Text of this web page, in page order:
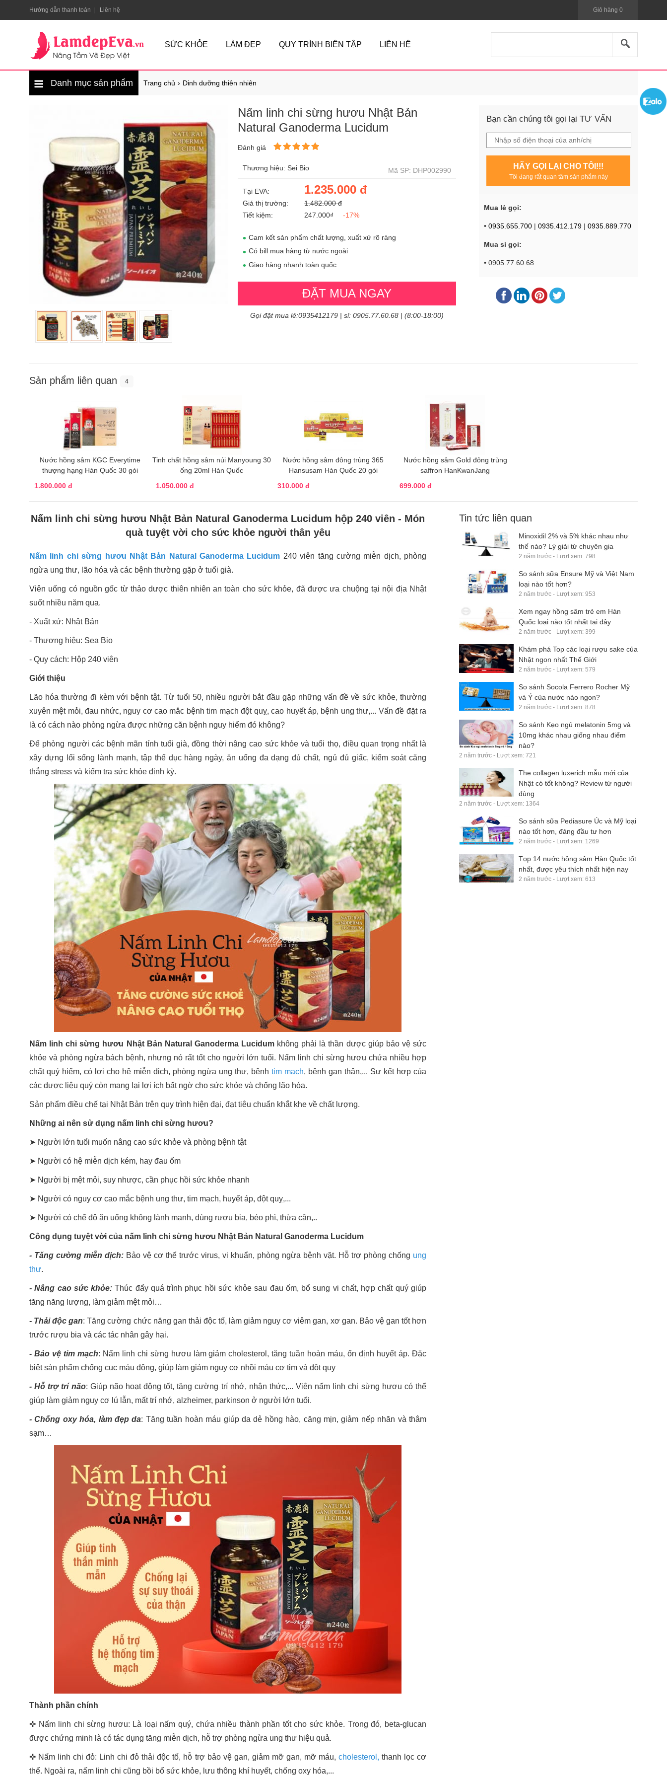
Hướng dẫn thanh toán Liên hệ Giỏ hàng 0
SỨC KHỎE LÀM ĐẸP QUY TRÌNH BIÊN TẬP LIÊN HỆ
Danh mục sản phẩm Trang chủ Dinh dưỡng thiên nhiên
Nấm linh chi sừng hươu Nhật Bản
Natural Ganoderma Lucidum
Đánh giá
Thương hiệu: Sei Bio Mã SP: DHP002990
Tại EVA: 1.235.000 đ
Giá thị trường:
1.482.000 đ
Tiết kiệm:
247.000₫ -17%
Cam kết sản phẩm chất lượng, xuất xứ rõ ràng
Có bill mua hàng từ nước ngoài
Giao hàng nhanh toàn quốc
ĐẶT MUA NGAY
Gọi đặt mua lẻ:0935412179 | sỉ: 0905.77.60.68 | (8:00-18:00)
Bạn cần chúng tôi gọi lại TƯ VẤN
HÃY GỌI LẠI CHO TÔI!!!
Tôi đang rất quan tâm sản phẩm này
Mua lẻ gọi:
• 0935.655.700 | 0935.412.179 | 0935.889.770
Mua sỉ gọi:
• 0905.77.60.68
Sản phẩm liên quan 4
Nước hồng sâm KGC Everytime
thượng hạng Hàn Quốc 30 gói
1.800.000 đ
Tinh chất hồng sâm núi Manyoung 30
ống 20ml Hàn Quốc
1.050.000 đ
Nước hồng sâm đông trùng 365
Hansusam Hàn Quốc 20 gói
310.000 đ
Nước hồng sâm Gold đông trùng
saffron HanKwanJang
699.000 đ
Nấm linh chi sừng hươu Nhật Bản Natural Ganoderma Lucidum hộp 240 viên - Món
quà tuyệt vời cho sức khỏe người thân yêu
Nấm linh chi sừng hươu Nhật Bản Natural Ganoderma Lucidum 240 viên tăng cường miễn dịch, phòng
ngừa ung thư, lão hóa và các bệnh thường gặp ở tuổi già.
Viên uống có nguồn gốc từ thảo dược thiên nhiên an toàn cho sức khỏe, đã được ưa chuộng tại nội địa Nhật
suốt nhiều năm qua.
- Xuất xứ: Nhật Bản
- Thương hiệu: Sea Bio
- Quy cách: Hộp 240 viên
Giới thiệu
Lão hóa thường đi kèm với bệnh tật. Từ tuổi 50, nhiều người bắt đầu gặp những vấn đề về sức khỏe, thường
xuyên mệt mỏi, đau nhức, nguy cơ cao mắc bệnh tim mạch đột quỵ, cao huyết áp, bệnh ung thư,... Vấn đề đặt ra
là có cách nào phòng ngừa được những căn bệnh nguy hiểm đó không?
Để phòng người các bệnh mãn tính tuổi già, đồng thời nâng cao sức khỏe và tuổi thọ, điều quan trọng nhất là
xây dựng lối sống lành mạnh, tập thể dục hàng ngày, ăn uống đa dạng đủ chất, ngủ đủ giấc, kiểm soát căng
thẳng stress và kiểm tra sức khỏe định kỳ.
Nấm linh chi sừng hươu Nhật Bản Natural Ganoderma Lucidum không phải là thần dược giúp bảo vệ sức
khỏe và phòng ngừa bách bệnh, nhưng nó rất tốt cho người lớn tuổi. Nấm linh chi sừng hươu chứa nhiều hợp
chất quý hiếm, có lợi cho hệ miễn dịch, phòng ngừa ung thư, bệnh tim mạch, bệnh gan thận,... Sự kết hợp của
các dược liệu quý còn mang lại lợi ích bất ngờ cho sức khỏe và chống lão hóa.
Sản phẩm điều chế tại Nhật Bản trên quy trình hiện đại, đạt tiêu chuẩn khắt khe về chất lượng.
Những ai nên sử dụng nấm linh chi sừng hươu?
➤ Người lớn tuổi muốn nâng cao sức khỏe và phòng bệnh tật
➤ Người có hệ miễn dịch kém, hay đau ốm
➤ Người bị mệt mỏi, suy nhược, cần phục hồi sức khỏe nhanh
➤ Người có nguy cơ cao mắc bệnh ung thư, tim mạch, huyết áp, đột quỵ,...
➤ Người có chế độ ăn uống không lành mạnh, dùng rượu bia, béo phì, thừa cân,..
Công dụng tuyệt vời của nấm linh chi sừng hươu Nhật Bản Natural Ganoderma Lucidum
- Tăng cường miễn dịch: Bảo vệ cơ thể trước virus, vi khuẩn, phòng ngừa bệnh vặt. Hỗ trợ phòng chống ung
thư.
- Nâng cao sức khỏe: Thúc đẩy quá trình phục hồi sức khỏe sau đau ốm, bổ sung vi chất, hợp chất quý giúp
tăng năng lượng, làm giảm mệt mỏi…
- Thải độc gan: Tăng cường chức năng gan thải độc tố, làm giảm nguy cơ viêm gan, xơ gan. Bảo vệ gan tốt hơn
trước rượu bia và các tác nhân gây hại.
- Bảo vệ tim mạch: Nấm linh chi sừng hươu làm giảm cholesterol, tăng tuần hoàn máu, ổn định huyết áp. Đặc
biệt sản phẩm chống cục máu đông, giúp làm giảm nguy cơ nhồi máu cơ tim và đột quỵ
- Hỗ trợ trí não: Giúp não hoạt động tốt, tăng cường trí nhớ, nhận thức,... Viên nấm linh chi sừng hươu có thể
giúp làm giảm nguy cơ lú lẫn, mất trí nhớ, alzheimer, parkinson ở người lớn tuổi.
- Chống oxy hóa, làm đẹp da: Tăng tuần hoàn máu giúp da dẻ hồng hào, căng mịn, giảm nếp nhăn và thâm
sạm…
Thành phần chính
✜ Nấm linh chi sừng hươu: Là loại nấm quý, chứa nhiều thành phần tốt cho sức khỏe. Trong đó, beta-glucan
được chứng minh là có tác dụng tăng miễn dịch, hỗ trợ phòng ngừa ung thư hiệu quả.
✜ Nấm linh chi đỏ: Linh chi đỏ thải độc tố, hỗ trợ bảo vệ gan, giảm mỡ gan, mỡ máu, cholesterol, thanh lọc cơ
thể. Ngoài ra, nấm linh chi cũng bồi bổ sức khỏe, lưu thông khí huyết, chống oxy hóa,...
Tin tức liên quan
Minoxidil 2% và 5% khác nhau như
thế nào? Lý giải từ chuyên gia
2 năm trước - Lượt xem: 798
So sánh sữa Ensure Mỹ và Việt Nam
loại nào tốt hơn?
2 năm trước - Lượt xem: 953
Xem ngay hồng sâm trẻ em Hàn
Quốc loại nào tốt nhất tại đây
2 năm trước - Lượt xem: 399
Khám phá Top các loại rượu sake của
Nhật ngon nhất Thế Giới
2 năm trước - Lượt xem: 579
So sánh Socola Ferrero Rocher Mỹ
và Ý của nước nào ngon?
2 năm trước - Lượt xem: 878
So sánh Kẹo ngủ melatonin 5mg và
10mg khác nhau giống nhau điểm
nào?
2 năm trước - Lượt xem: 721
The collagen luxerich mẫu mới của
Nhật có tốt không? Review từ người
đùng
2 năm trước - Lượt xem: 1364
So sánh sữa Pediasure Úc và Mỹ loại
nào tốt hơn, đáng đầu tư hơn
2 năm trước - Lượt xem: 1269
Tọp 14 nước hồng sâm Hàn Quốc tốt
nhất, được yêu thích nhất hiện nay
2 năm trước - Lượt xem: 613